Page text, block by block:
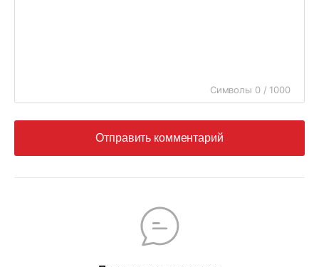
Символы 0 / 1000
Отправить комментарий